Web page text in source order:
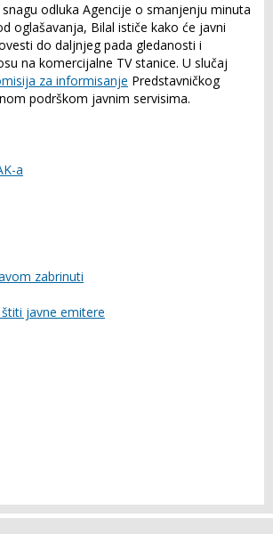
odluka Agencije o smanjenju minuta
oglašavanja, Bilal ističe kako će javni
do daljnjeg pada gledanosti i
na komercijalne TV stanice. U slučaj
za informisanje Predstavničkog
podrškom javnim servisima.
a
zabrinuti
javne emitere